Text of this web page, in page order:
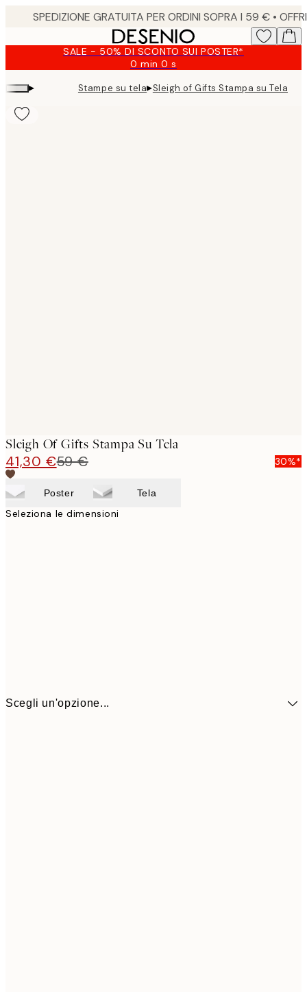
SALE - 50% DI SCONTO SUI POSTER*
0 min0 s
Valido
fino
a:
▸ Stampe su tela▸Sleigh of Gifts Stampa su Tela
Sleigh Of Gifts Stampa Su Tela
41,30 €59 € 30%*
Poster Tela
Seleziona le dimensioni
Scegli un'opzione...